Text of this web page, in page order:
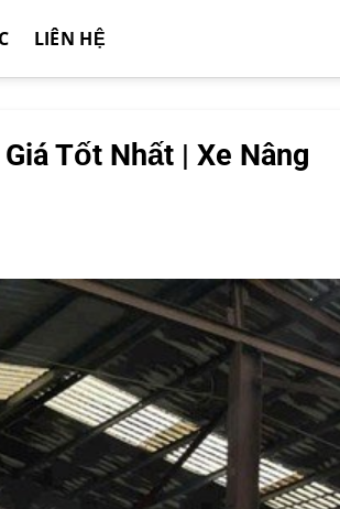
LIÊN HỆ
Tốt Nhất | Xe Nâng